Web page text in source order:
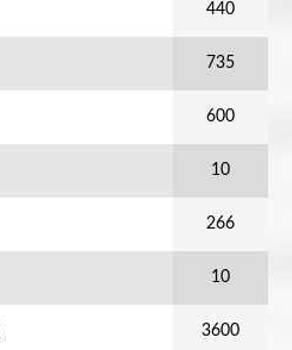
440
735
600
10
266
10
3600